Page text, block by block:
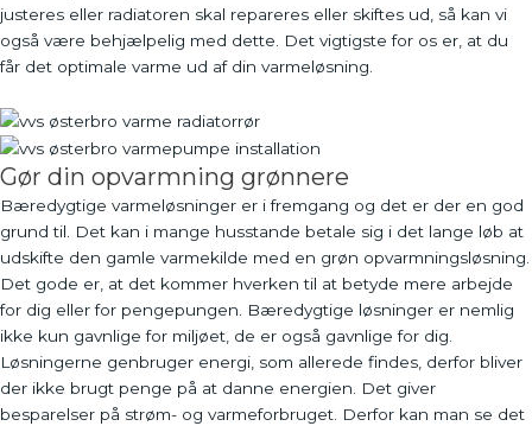
justeres eller radiatoren skal repareres eller skiftes ud, så kan vi
også være behjælpelig med dette. Det vigtigste for os er, at du
får det optimale varme ud af din varmeløsning.
Gør din opvarmning grønnere
Bæredygtige varmeløsninger er i fremgang og det er der en god
grund til. Det kan i mange husstande betale sig i det lange løb at
udskifte den gamle varmekilde med en grøn opvarmningsløsning.
Det gode er, at det kommer hverken til at betyde mere arbejde
for dig eller for pengepungen. Bæredygtige løsninger er nemlig
ikke kun gavnlige for miljøet, de er også gavnlige for dig.
Løsningerne genbruger energi, som allerede findes, derfor bliver
der ikke brugt penge på at danne energien. Det giver
besparelser på strøm- og varmeforbruget. Derfor kan man se det